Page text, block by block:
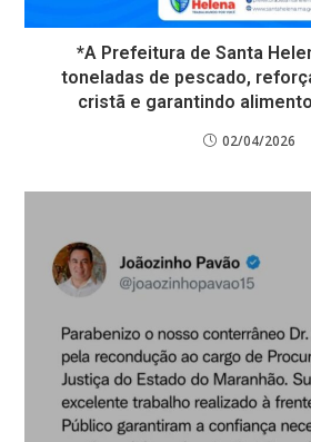
*A Prefeitura de Santa
toneladas de pescado,
cristã e garantindo
02/04/2026